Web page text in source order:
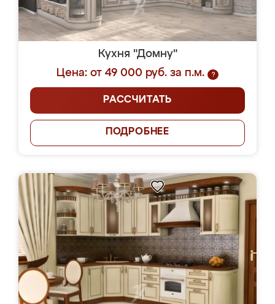
Кухня "Домну"
Цена: от 49 000 руб. за п.м.
?
РАССЧИТАТЬ
ПОДРОБНЕЕ